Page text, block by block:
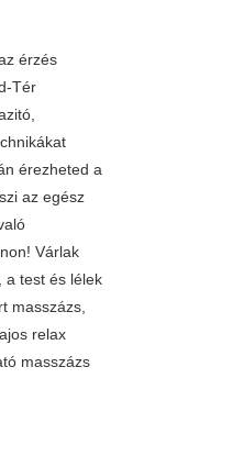
érzés
Tér
érezheted a
az egész
Várlak
a test és lélek
masszázs,
relax
masszázs